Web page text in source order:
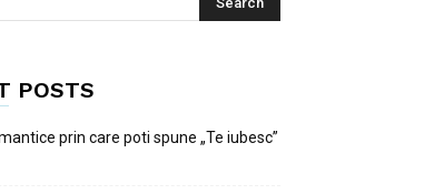
POSTS
prin care poti spune „Te iubesc”